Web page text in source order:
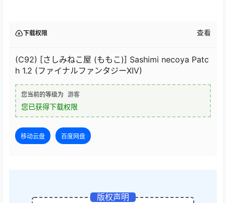
下载权限 查看
(C92) [さしみねこ屋 (ももこ)] Sashimi necoya Patc
h 1.2 (ファイナルファンタジーXIV)
您当前的等级为 游客
您已获得下载权限
移动云盘 百度网盘
版权声明